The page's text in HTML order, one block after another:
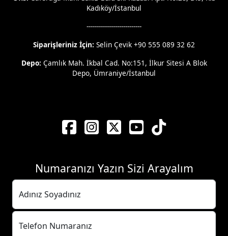
Kadıköy/İstanbul
---------------------------
Siparişleriniz İçin: Selin Çevik +90 555 089 32 62
Depo: Çamlık Mah. İkbal Cad. No:151, İlkur Sitesi A Blok
Depo, Ümraniye/İstanbul
Numaranızı Yazın Sizi Arayalım
Adınız Soyadınız
Telefon Numaranız